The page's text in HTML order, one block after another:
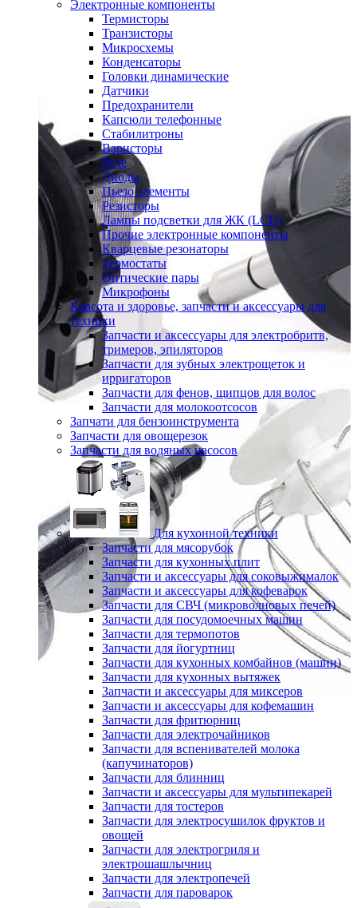
Электронные компоненты
Термисторы
Транзисторы
Микросхемы
Конденсаторы
Головки динамические
Датчики
Предохранители
Капсюли телефонные
Стабилитроны
Варисторы
Реле
Диоды
Пьезо элементы
Резисторы
Лампы подсветки для ЖК (LCD)
Прочие электронные компоненты
Кварцевые резонаторы
Термостаты
Оптические пары
Микрофоны
Красота и здоровье, запчасти и аксессуары для
техники
Запчасти и аксессуары для электробритв,
тримеров, эпиляторов
Запчасти для зубных электрощеток и
ирригаторов
Запчасти для фенов, щипцов для волос
Запчасти для молокоотсосов
Запчати для бензоинструмента
Запчасти для овощерезок
Запчасти для водяных насосов
Для кухонной техники
Запчасти для мясорубок
Запчасти для кухонных плит
Запчасти и аксессуары для соковыжималок
Запчасти и аксессуары для кофеварок
Запчасти для СВЧ (микроволновых печей)
Запчасти для посудомоечных машин
Запчасти для термопотов
Запчасти для йогуртниц
Запчасти для кухонных комбайнов (машин)
Запчасти для кухонных вытяжек
Запчасти и аксессуары для миксеров
Запчасти и аксессуары для кофемашин
Запчасти для фритюрниц
Запчасти для электрочайников
Запчасти для вспенивателей молока
(капучинаторов)
Запчасти для блинниц
Запчасти и аксессуары для мультипекарей
Запчасти для тостеров
Запчасти для электросушилок фруктов и
овощей
Запчасти для электрогриля и
электрошашлычниц
Запчасти для электропечей
Запчасти для пароварок